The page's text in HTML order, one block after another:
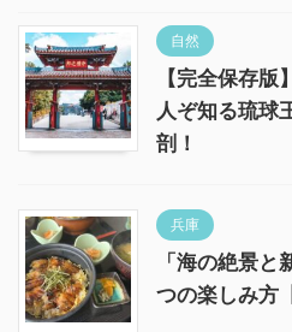
自然
【完全保存
人ぞ知る琉球
剖！
兵庫
「海の絶景
つの楽しみ方